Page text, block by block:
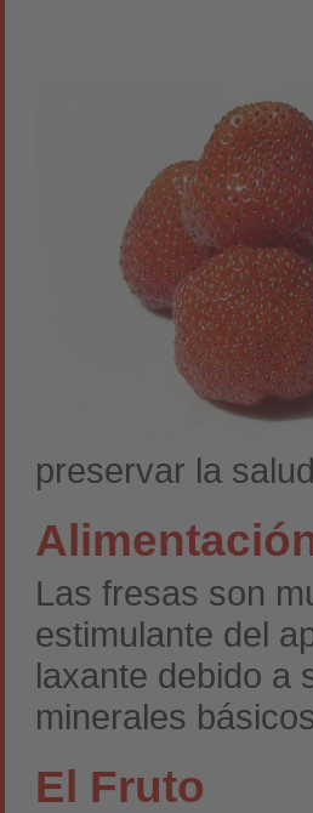
preservar la
Las fresas son
estimulante del
laxante debido a
minerales
El Fruto